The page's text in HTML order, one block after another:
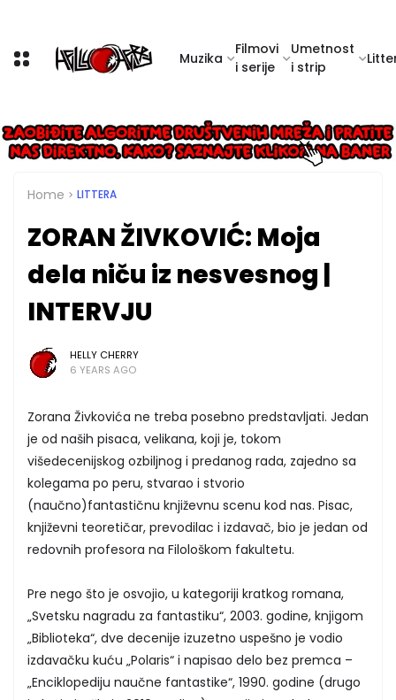
Muzika
Filmovi
i serije
Umetnost
i strip
Home LITTERA
ZORAN ŽIVKOVIĆ: Moja
dela niču iz nesvesnog |
INTERVJU
HELLY CHERRY
6 YEARS AGO
Zorana Živkovića ne treba posebno predstavljati. Jedan
je od naših pisaca, velikana, koji je, tokom
višedecenijskog ozbiljnog i predanog rada, zajedno sa
kolegama po peru, stvarao i stvorio
(naučno)fantastičnu književnu scenu kod nas. Pisac,
književni teoretičar, prevodilac i izdavač, bio je jedan od
redovnih profesora na Filološkom fakultetu.
Pre nego što je osvojio, u kategoriji kratkog romana,
„Svetsku nagradu za fantastiku“, 2003. godine, knjigom
„Biblioteka“, dve decenije izuzetno uspešno je vodio
izdavačku kuću „Polaris“ i napisao delo bez premca –
„Enciklopediju naučne fantastike“, 1990. godine (drugo